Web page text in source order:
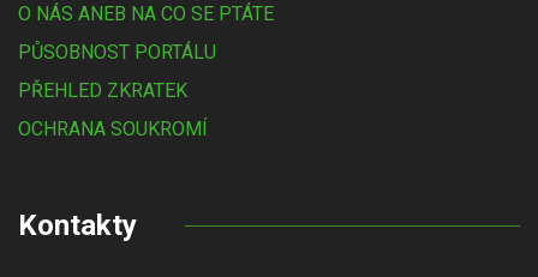
O NÁS ANEB NA CO SE PTÁTE
PŮSOBNOST PORTÁLU
PŘEHLED ZKRATEK
OCHRANA SOUKROMÍ
Kontakty